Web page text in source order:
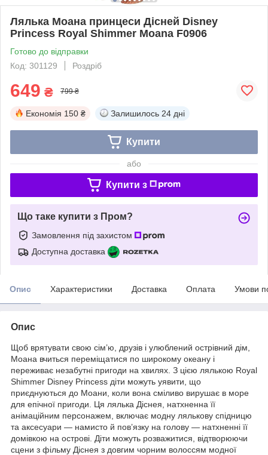
Лялька Моана принцеси Дісней Disney
Princess Royal Shimmer Moana F0906
Готово до відправки
Код: 301129
Роздріб
649 ₴ 799 ₴
Економія 150 ₴ Залишилось 24 дні
Купити
або
Купити з
Що таке купити з Пром?
Замовлення під захистом
Доступна доставка
Опис Характеристики Доставка Оплата Умови
Опис
Щоб врятувати свою сім’ю, друзів і улюблений острівний дім,
Моана вчиться переміщатися по широкому океану і
переживає незабутні пригоди на хвилях. З цією лялькою Royal
Shimmer Disney Princess діти можуть уявити, що
приєднуються до Моани, коли вона сміливо вирушає в море
для епічної пригоди. Ця лялька Діснея, натхненна її
анімаційним персонажем, включає модну лялькову спідницю
та аксесуари — намисто й пов’язку на голову — натхненні її
домівкою на острові. Діти можуть розважитися, відтворюючи
сцени з фільму Діснея з довгим чорним волоссям модної